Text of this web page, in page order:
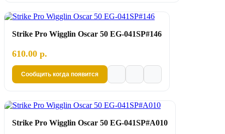
Strike Pro Wigglin Oscar 50 EG-041SP#146
610.00 р.
Сообщить когда появится
Strike Pro Wigglin Oscar 50 EG-041SP#A010